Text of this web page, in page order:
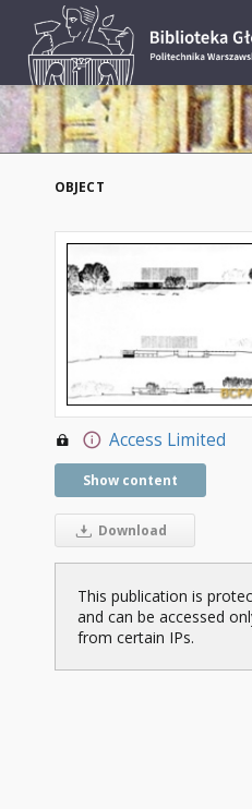
OBJECT
Access Limited
Show content
Download
This publication is
and can be accessed
from certain IPs.